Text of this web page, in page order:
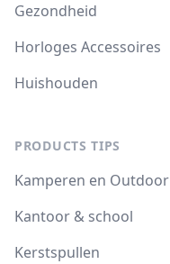
Gezondheid
Horloges Accessoires
Huishouden
PRODUCTS TIPS
Kamperen en Outdoor
Kantoor & school
Kerstspullen